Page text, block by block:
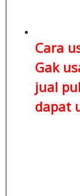
Cara
Gak
jual
dapat